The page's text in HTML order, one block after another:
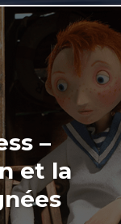
–
et la